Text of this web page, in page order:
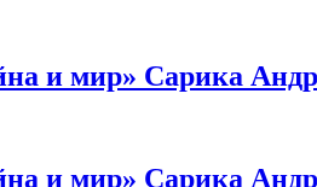
и мир» Сарика
и мир» Сарика